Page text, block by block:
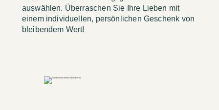
auswählen. Überraschen Sie Ihre Lieben mit
einem individuellen, persönlichen Geschenk von
bleibendem Wert!